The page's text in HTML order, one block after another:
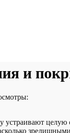
и
устраивают